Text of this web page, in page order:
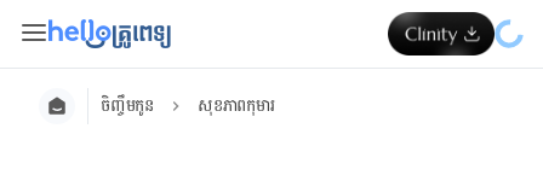
ចិញ្ចឹមកូន សុខភាពកុមារ